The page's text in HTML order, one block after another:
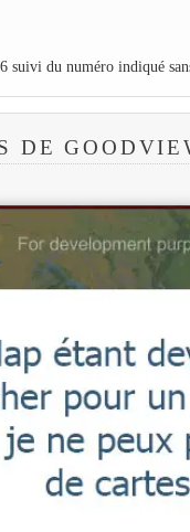
suivi du numéro indiqué
DE